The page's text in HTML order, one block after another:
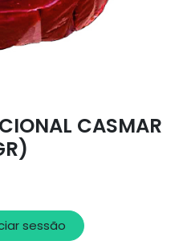
CASMAR
sessão